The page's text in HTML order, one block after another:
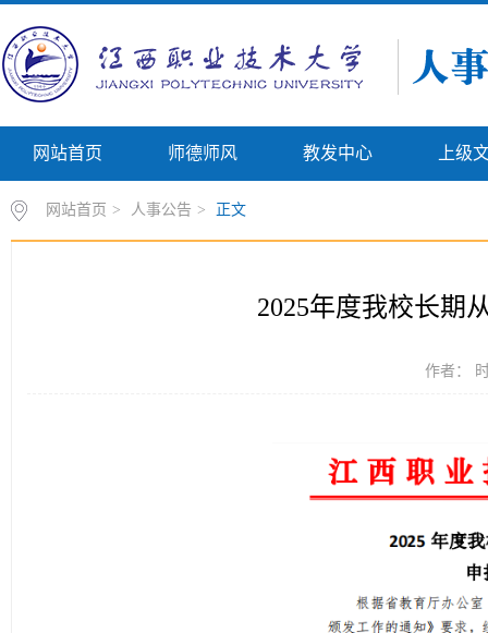
网站首页 师德师风 教发中心 上级
网站首页 > 人事公告 > 正文
2025年度我校长期
作者：